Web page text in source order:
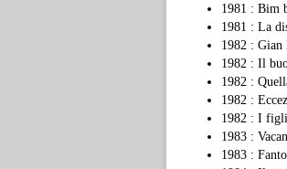
1981 : Bim
1981 : La
1982 : Gian
1982 : Il
1982 :
1982 :
1982 : I
1983 :
1983 :